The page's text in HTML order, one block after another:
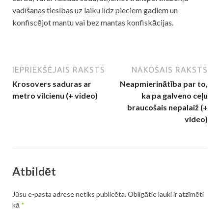
vadīšanas tiesības uz laiku līdz pieciem gadiem un
konfiscējot mantu vai bez mantas konfiskācijas.
IEPRIEKŠĒJAIS RAKSTS
Krosovers saduras ar
metro vilcienu (+ video)
NĀKOŠAIS RAKSTS
Neapmierinātība par to,
ka pa galveno ceļu
braucošais nepalaiž (+
video)
Atbildēt
Jūsu e-pasta adrese netiks publicēta.Obligātie lauki ir atzīmēti
kā *